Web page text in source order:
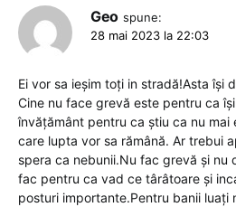
Geo spune:
28 mai 2023 la 22:03
Ei vor sa ieșim toți in stradă!Asta își
Cine nu face grevă este pentru ca
învățământ pentru ca știu ca nu mai
care lupta vor sa rămână. Ar trebui
spera ca nebunii.Nu fac grevă și nu
fac pentru ca vad ce târâtoare și
posturi importante.Pentru banii luați